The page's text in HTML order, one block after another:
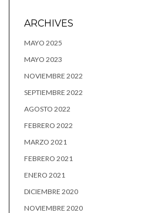
ARCHIVES
MAYO 2025
MAYO 2023
NOVIEMBRE 2022
SEPTIEMBRE 2022
AGOSTO 2022
FEBRERO 2022
MARZO 2021
FEBRERO 2021
ENERO 2021
DICIEMBRE 2020
NOVIEMBRE 2020